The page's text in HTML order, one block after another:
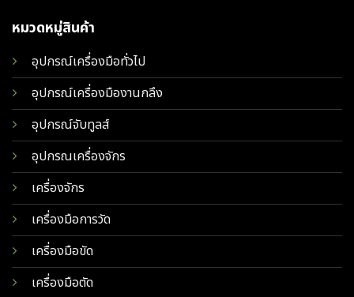
หมวดหมู่สินค้า
อุปกรณ์เครื่องมือทั่วไป
อุปกรณ์เครื่องมืองานกลึง
อุปกรณ์จับทูลส์
อุปกรณเครื่องจักร
เครื่องจักร
เครื่องมือการวัด
เครื่องมือขัด
เครื่องมือตัด